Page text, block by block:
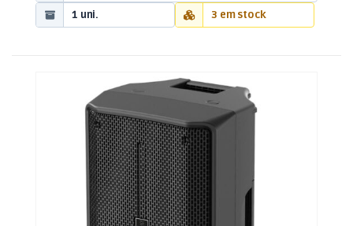
1 uni.
3 em stock